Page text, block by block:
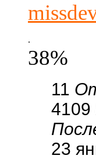
.
38%
11
4109
23